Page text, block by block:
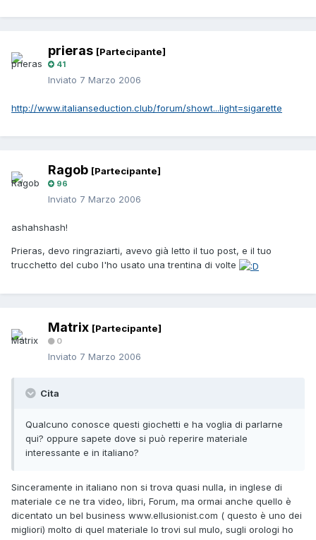
prieras [Partecipante]
41
Inviato 7 Marzo 2006
http://www.italianseduction.club/forum/showt...light=sigarette
Ragob [Partecipante]
96
Inviato 7 Marzo 2006
ashahshash!
Prieras, devo ringraziarti, avevo già letto il tuo post, e il tuo
trucchetto del cubo l'ho usato una trentina di volte
Matrix [Partecipante]
0
Inviato 7 Marzo 2006
Cita
Qualcuno conosce questi giochetti e ha voglia di parlarne
qui? oppure sapete dove si può reperire materiale
interessante e in italiano?
Sinceramente in italiano non si trova quasi nulla, in inglese di
materiale ce ne tra video, libri, Forum, ma ormai anche quello è
dicentato un bel business www.ellusionist.com ( questo è uno dei
migliori) molto di quel materiale lo trovi sul mulo, sugli orologi ho